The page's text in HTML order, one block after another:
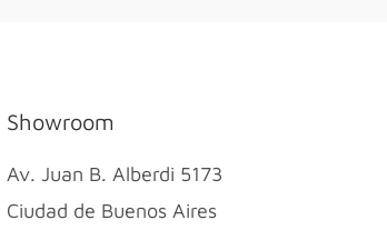
Showroom
Av. Juan B. Alberdi 5173
Ciudad de Buenos Aires